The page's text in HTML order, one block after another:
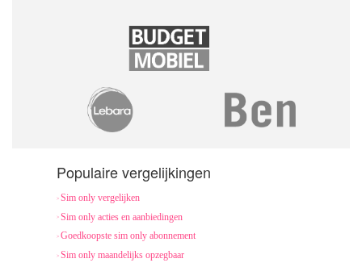
Populaire vergelijkingen
Sim only vergelijken
Sim only acties en aanbiedingen
Goedkoopste sim only abonnement
Sim only maandelijks opzegbaar